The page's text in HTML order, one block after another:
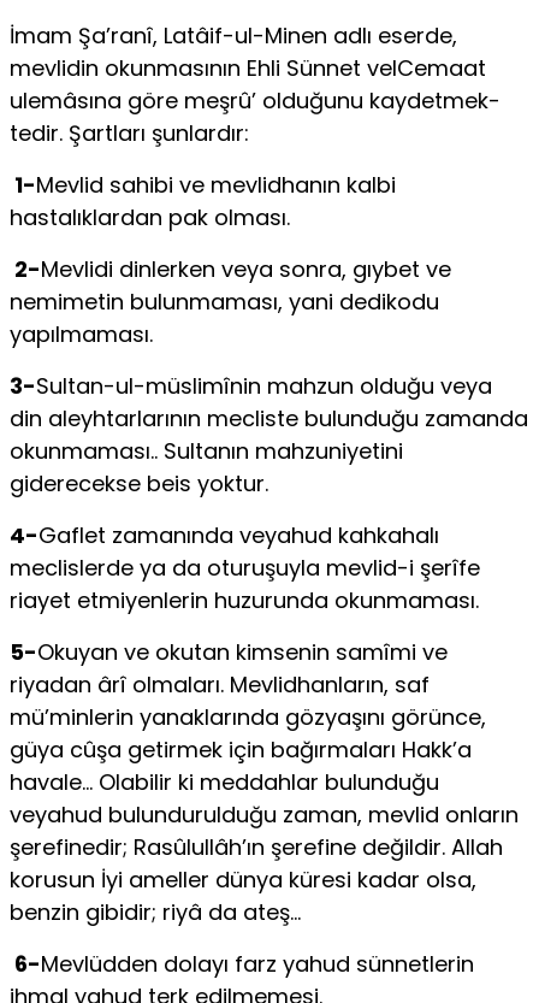
İmam Şa’ranî, Latâif-ul-Minen adlı eserde,
mevlidin okunmasının Ehli Sünnet velCemaat
ulemâsına göre meşrû’ olduğunu kaydetmek­
tedir. Şartları şunlardır:
1-Mevlid sahibi ve mevlidhanın kalbi
hastalıklardan pak olması.
2-Mevlidi dinlerken veya sonra, gıybet ve
nemimetin bulunmaması, yani dedikodu
yapılmaması.
3-Sultan-ul-müslimînin mahzun olduğu veya
din aleyhtarlarının mecliste bulunduğu zamanda
okunmaması.. Sultanın mahzuniyetini
giderecekse beis yoktur.
4-Gaflet zamanında veyahud kahkahalı
meclislerde ya da oturu­şuyla mevlid-i şerîfe
riayet etmiyenlerin huzurunda okunmaması.
5-Okuyan ve okutan kimsenin samîmi ve
riyadan ârî olmaları. Mevlidhanların, saf
mü’minlerin yanaklarında gözyaşını görünce,
güya cûşa getirmek için bağırmaları Hakk’a
havale… Olabilir ki meddahlar bulunduğu
veyahud bulundurulduğu zaman, mevlid onların
şerefinedir; Rasûlullâh’ın şerefine değildir. Allah
korusun İyi ameller dünya küresi kadar olsa,
benzin gibidir; riyâ da ateş…
6-Mevlüdden dolayı farz yahud sünnetlerin
ihmal yahud terk edilme­mesi.